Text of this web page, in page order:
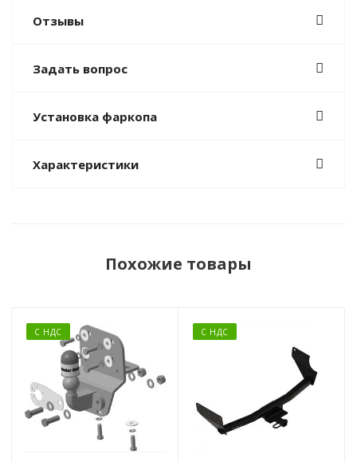
Отзывы
Задать вопрос
Установка фаркопа
Характеристики
Похожие товары
С НДС С НДС